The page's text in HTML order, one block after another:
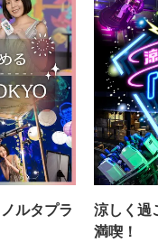
ルタプラ
涼しく過
満喫！